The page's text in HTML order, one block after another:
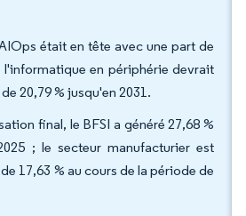
était en tête avec une part de
l'informatique en périphérie devrait
20,79 % jusqu'en 2031.
final, le BFSI a généré 27,68 %
; le secteur manufacturier est
17,63 % au cours de la période de